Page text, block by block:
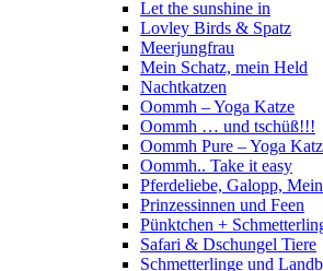
Let the sunshine in
Lovley Birds & Spatz
Meerjungfrau
Mein Schatz, mein Held
Nachtkatzen
Oommh – Yoga Katze
Oommh … und tschüß!!!
Oommh Pure – Yoga
Oommh.. Take it easy
Pferdeliebe, Galopp,
Prinzessinnen und Feen
Pünktchen +
Safari & Dschungel Tiere
Schmetterlinge und